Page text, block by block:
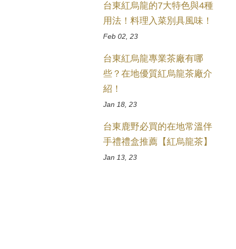
台東紅烏龍的7大特色與4種
用法！料理入菜別具風味！
Feb 02, 23
台東紅烏龍專業茶廠有哪
些？在地優質紅烏龍茶廠介
紹！
Jan 18, 23
台東鹿野必買的在地常溫伴
手禮禮盒推薦【紅烏龍茶】
Jan 13, 23